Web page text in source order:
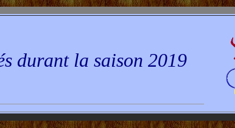
durant la saison 2019